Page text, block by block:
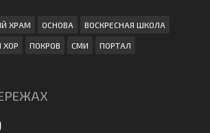
ХРАМ ОСНОВА ВОСКРЕСНАЯ ШКОЛА
ХОР ПОКРОВ СМИ ПОРТАЛ